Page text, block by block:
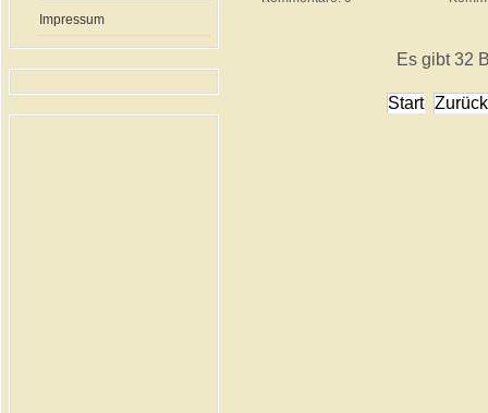
Impressum
Es gibt 32
Start Zurück